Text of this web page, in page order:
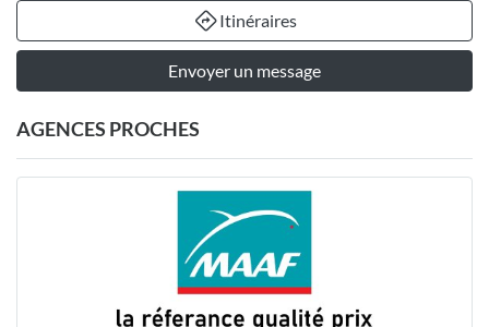
Itinéraires
Envoyer un message
AGENCES PROCHES